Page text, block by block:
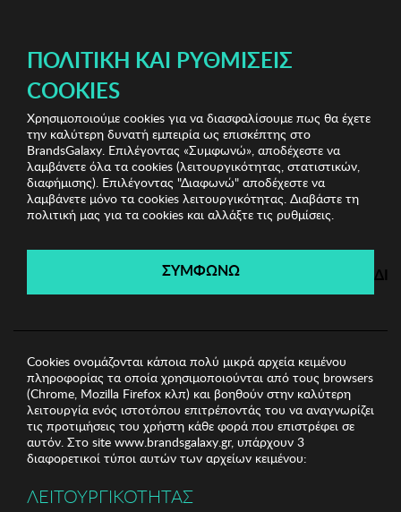
Home Accessories Είδη σπιτιού Βάζο Zsa Zsa Zsu
Home Accessories
Λήγει σε: 00 ημέρες | 00 ώρες 00λεπτά 00 δευτ.
ΠΟΛΙΤΙΚΉ ΚΑΙ ΡΥΘΜΊΣΕΙΣ
COOKIES
Χρησιμοποιούμε cookies για να διασφαλίσουμε πως θα έχετε
την καλύτερη δυνατή εμπειρία ως επισκέπτης στο
BrandsGalaxy. Επιλέγοντας «Συμφωνώ», αποδέχεστε να
λαμβάνετε όλα τα cookies (λειτουργικότητας, στατιστικών,
διαφήμισης). Επιλέγοντας "Διαφωνώ" αποδέχεστε να
λαμβάνετε μόνο τα cookies λειτουργικότητας. Διαβάστε τη
πολιτική μας για τα cookies και αλλάξτε τις ρυθμίσεις.
ΣΥΜΦΩΝΩ
Cookies ονομάζονται κάποια πολύ μικρά αρχεία κειμένου
πληροφορίας τα οποία χρησιμοποιούνται από τους browsers
(Chrome, Mozilla Firefox κλπ) και βοηθούν στην καλύτερη
λειτουργία ενός ιστοτόπου επιτρέποντάς του να αναγνωρίζει
τις προτιμήσεις του χρήστη κάθε φορά που επιστρέφει σε
αυτόν. Στο site www.brandsgalaxy.gr, υπάρχουν 3
διαφορετικοί τύποι αυτών των αρχείων κειμένου:
ΛΕΙΤΟΥΡΓΙΚΟΤΗΤΑΣ